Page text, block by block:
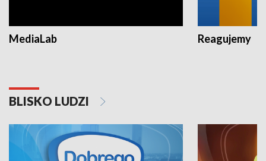
MediaLab Reagujemy
BLISKO LUDZI